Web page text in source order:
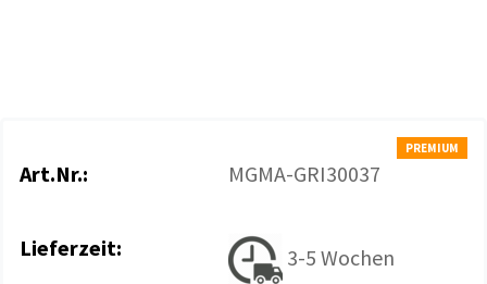
PREMIUM
Art.Nr.: MGMA-GRI30037
Lieferzeit: 3-5 Wochen